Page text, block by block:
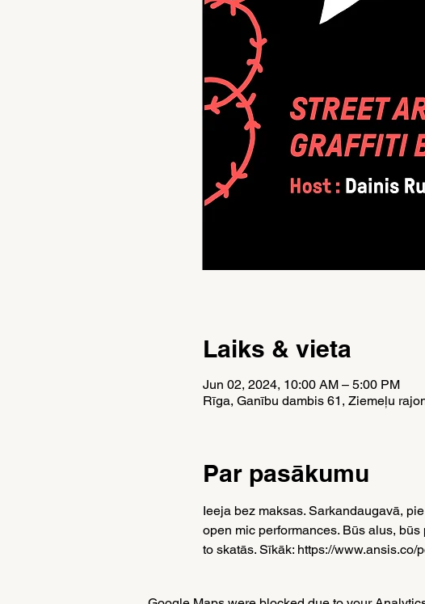
Laiks & vieta
Jun 02, 2024, 10:00 AM – 5:00 PM
Rīga, Ganību dambis 61, Ziemeļu
Par pasākumu
Ieeja bez maksas. Sarkandaugavā,
open mic performances. Būs alus,
to skatās. Sīkāk: https://www.ansis.co/